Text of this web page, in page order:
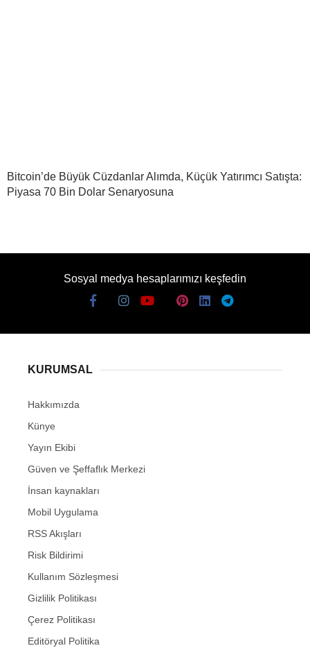
Bitcoin’de Büyük Cüzdanlar Alımda, Küçük Yatırımcı Satışta:
Piyasa 70 Bin Dolar Senaryosuna
Sosyal medya hesaplarımızı keşfedin
KURUMSAL
Hakkımızda
Künye
Yayın Ekibi
Güven ve Şeffaflık Merkezi
İnsan kaynakları
Mobil Uygulama
RSS Akışları
Risk Bildirimi
Kullanım Sözleşmesi
Gizlilik Politikası
Çerez Politikası
Editöryal Politika